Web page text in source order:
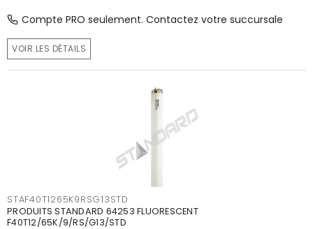
Compte PRO seulement. Contactez votre succursale
VOIR LES DÉTAILS
STAF40T1265K9RSG13STD
PRODUITS STANDARD 64253 FLUORESCENT
F40T12/65K/9/RS/G13/STD